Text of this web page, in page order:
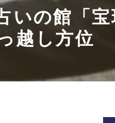
いの館「宝
越し方位